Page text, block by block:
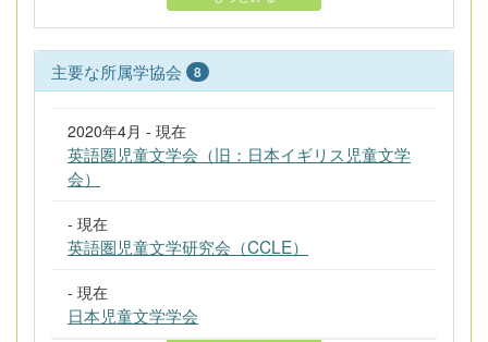
主要な所属学協会 8
2020年4月 - 現在
英語圏児童文学会（旧：日本イギリス児童文学
会）
- 現在
英語圏児童文学研究会（CCLE）
- 現在
日本児童文学学会